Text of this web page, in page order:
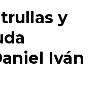
y
Iván